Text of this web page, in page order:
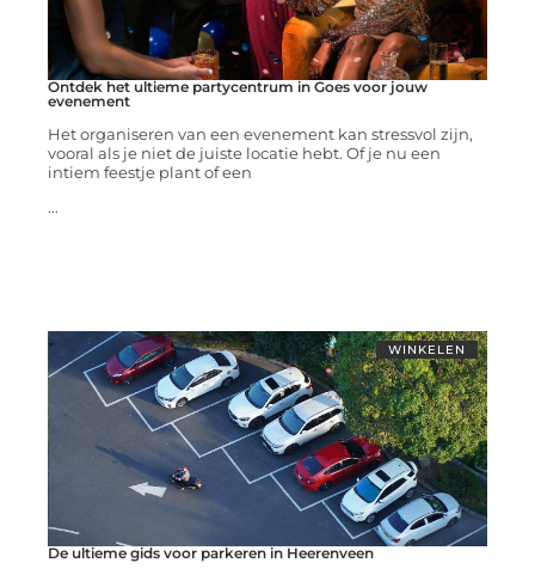
Ontdek het ultieme partycentrum in Goes voor jouw
evenement
Het organiseren van een evenement kan stressvol zijn,
vooral als je niet de juiste locatie hebt. Of je nu een
intiem feestje plant of een
...
WINKELEN
De ultieme gids voor parkeren in Heerenveen